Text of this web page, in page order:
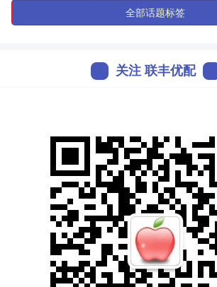
全部话题标签
关注 联丰优配